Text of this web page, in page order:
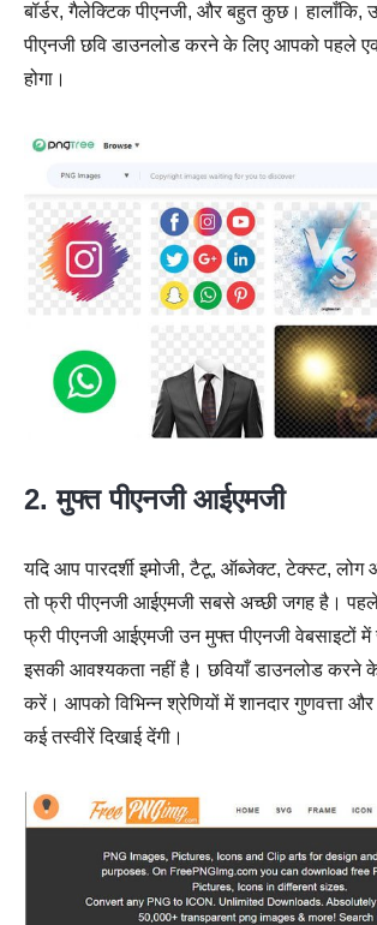
बॉर्डर, गैलेक्टिक पीएनजी, और बहुत कुछ। हालाँकि,
पीएनजी छवि डाउनलोड करने के लिए आपको पहले
होगा।
2. मुफ्त पीएनजी आईएमजी
यदि आप पारदर्शी इमोजी, टैटू, ऑब्जेक्ट, टेक्स्ट, लोग
तो फ्री पीएनजी आईएमजी सबसे अच्छी जगह है।
फ्री पीएनजी आईएमजी उन मुफ्त पीएनजी वेबसाइटों
इसकी आवश्यकता नहीं है। छवियाँ डाउनलोड करने
करें। आपको विभिन्न श्रेणियों में शानदार गुणवत्ता और
कई तस्वीरें दिखाई देंगी।